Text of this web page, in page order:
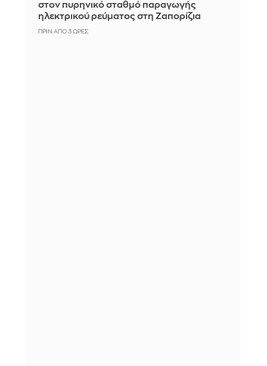
στον πυρηνικό σταθμό παραγωγής
ηλεκτρικού ρεύματος στη Ζαπορίζια
ΠΡΙΝ ΑΠΌ 3 ΏΡΕΣ